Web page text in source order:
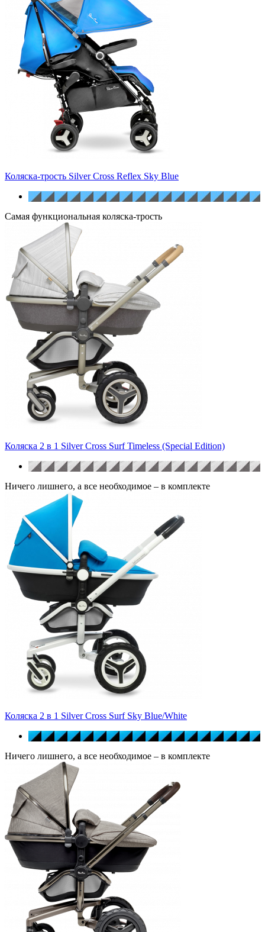
Коляска-трость Silver Cross Reflex Sky Blue
Самая функциональная коляска-трость
Коляска 2 в 1 Silver Cross Surf Timeless (Special Edition)
Ничего лишнего, а все необходимое – в комплекте
Коляска 2 в 1 Silver Cross Surf Sky Blue/White
Ничего лишнего, а все необходимое – в комплекте